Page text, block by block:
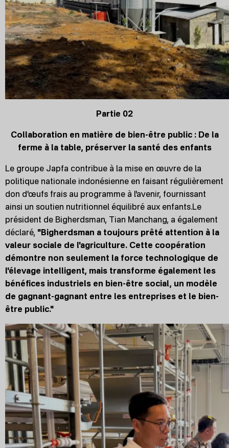
Partie 02
Collaboration en matière de bien-être public : De la
ferme à la table, préserver la santé des enfants
Le groupe Japfa contribue à la mise en œuvre de la
politique nationale indonésienne en faisant régulièrement
don d'œufs frais au programme à l'avenir, fournissant
ainsi un soutien nutritionnel équilibré aux enfants.Le
président de Bigherdsman, Tian Manchang, a également
déclaré, "Bigherdsman a toujours prêté attention à la
valeur sociale de l'agriculture. Cette coopération
démontre non seulement la force technologique de
l'élevage intelligent, mais transforme également les
bénéfices industriels en bien-être social, un modèle
de gagnant-gagnant entre les entreprises et le bien-
être public."